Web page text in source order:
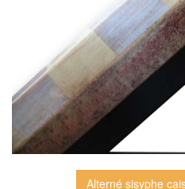
Alterné sisyphe